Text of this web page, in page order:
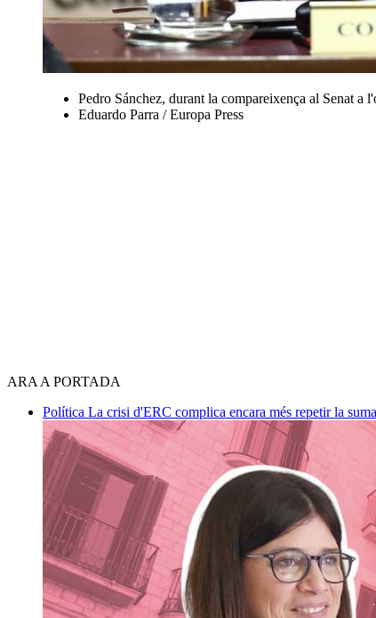
Pedro Sánchez, durant la compareixença al Senat a
Eduardo Parra / Europa Press
ARA A PORTADA
Política La crisi d'ERC complica encara més repetir la